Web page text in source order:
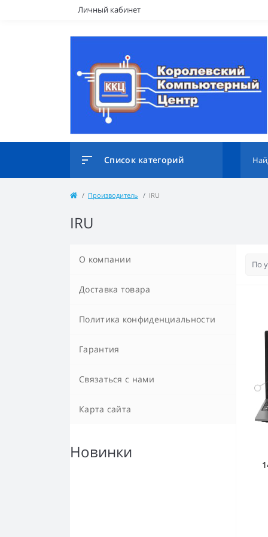
Личный кабинет
Список категорий
Производитель IRU
IRU
О компании
Доставка товара
Политика конфиденциальности
Гарантия
Связаться с нами
Карта сайта
Новинки